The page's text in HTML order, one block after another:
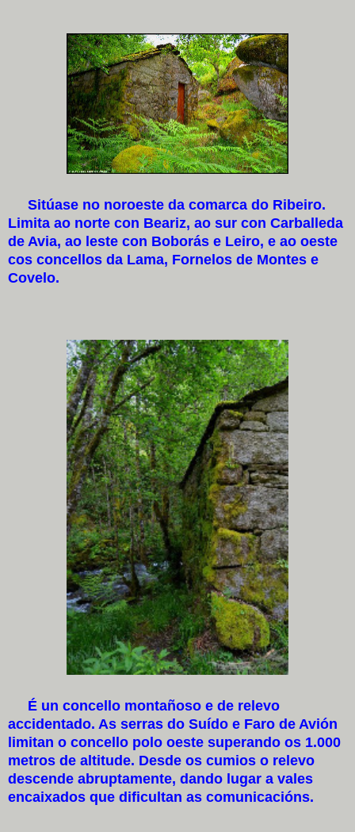
Sitúase no noroeste da comarca do Ribeiro.
Limita ao norte con Beariz, ao sur con Carballeda
de Avia, ao leste con Boborás e Leiro, e ao oeste
cos concellos da Lama, Fornelos de Montes e
Covelo.
É un concello montañoso e de relevo
accidentado. As serras do Suído e Faro de Avión
limitan o concello polo oeste superando os 1.000
metros de altitude. Desde os cumios o relevo
descende abruptamente, dando lugar a vales
encaixados que dificultan as comunicacións.